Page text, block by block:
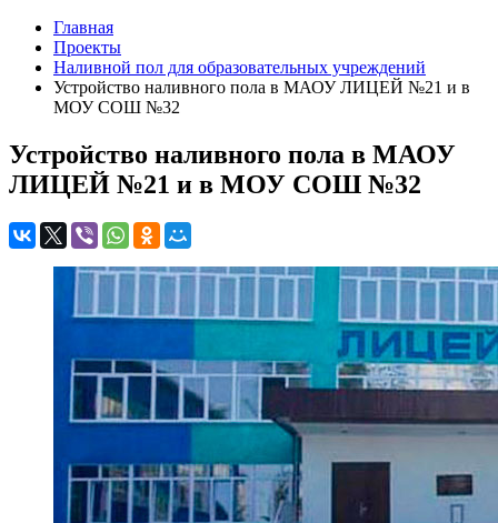
Главная
Проекты
Наливной пол для образовательных учреждений
Устройство наливного пола в МАОУ ЛИЦЕЙ №21 и в
МОУ СОШ №32
Устройство наливного пола в МАОУ
ЛИЦЕЙ №21 и в МОУ СОШ №32